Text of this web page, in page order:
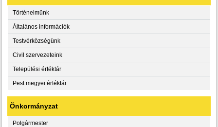
Történelmünk
Általános információk
Testvérközségünk
Civil szervezeteink
Települési értéktár
Pest megyei értéktár
Önkormányzat
Polgármester